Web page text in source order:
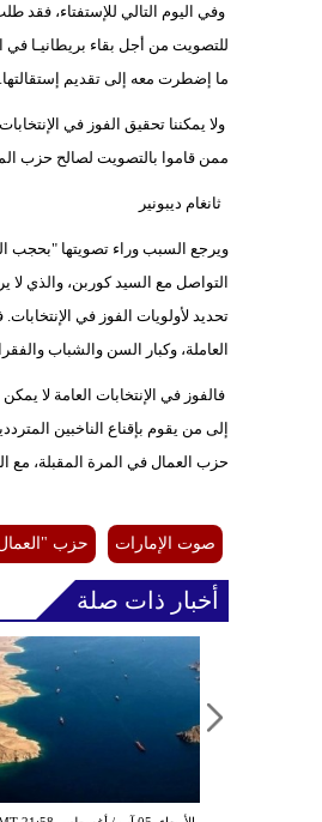
وفي اليوم التالي للإستفتاء، فقد
للتصويت من أجل بقاء بريطانيـا في
ما إضطرت معه إلى تقديم إستقالتها.
ولا يمكننا تحقيق الفوز في
ممن قاموا بالتصويت لصالح حزب
ثانغام ديبونير
ويرجع السبب وراء تصويتها "بحجب
التواصل مع السيد كوربن، والذي
تحديد لأولويات الفوز في
العاملة، وكبار السن والشباب
فالفوز في الإنتخابات العامة لا
إلى من يقوم بإقناع الناخبين
حزب العمال في المرة المقبلة، مع
صوت الإمارات حزب
أخبار ذات صلة